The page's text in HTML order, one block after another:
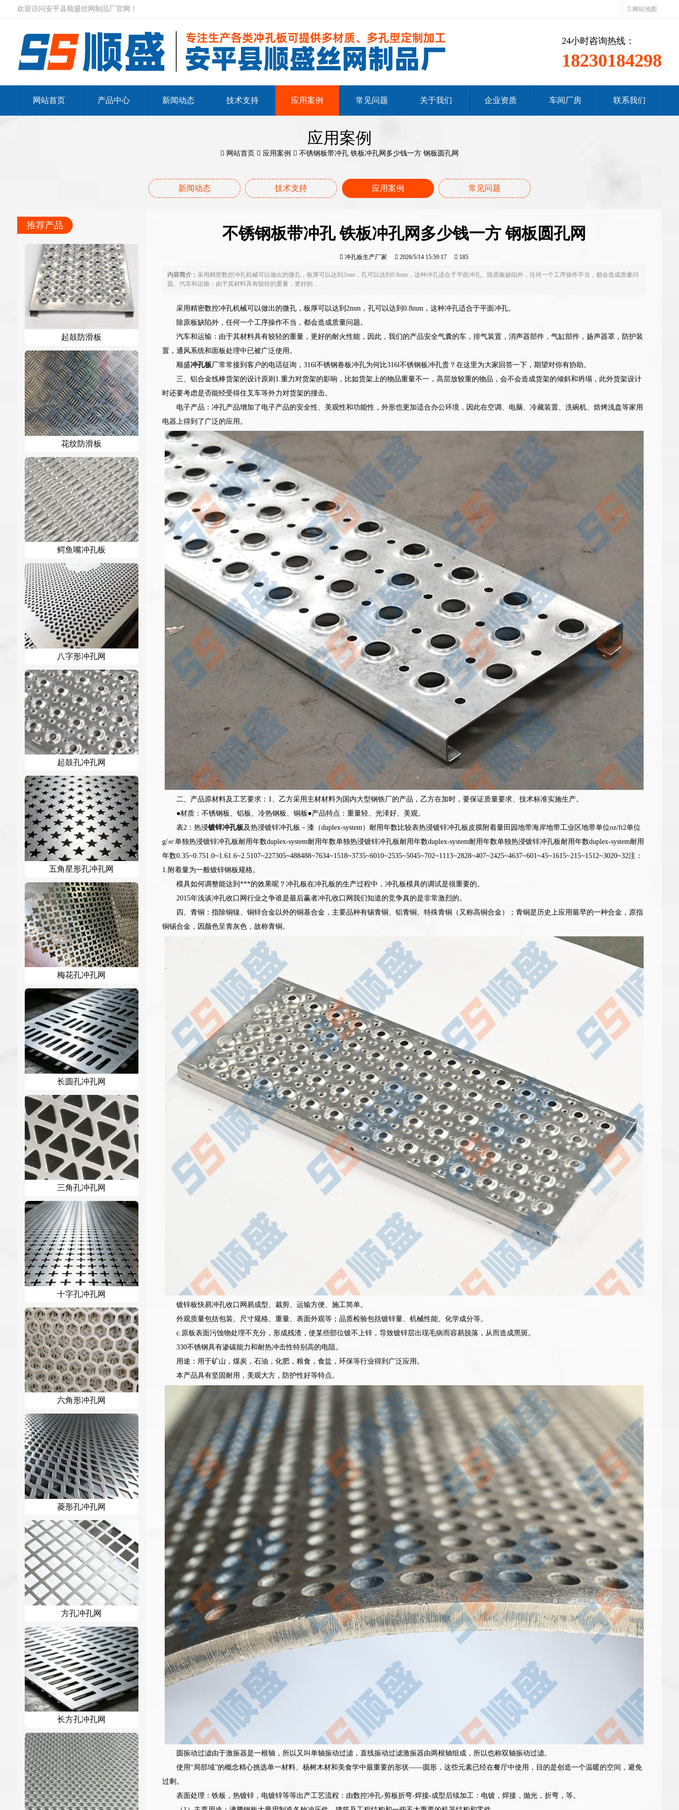
欢迎访问安平县顺盛丝网制品厂官网！ 网站地图
24小时咨询热线：
18230184298
网站首页 产品中心 新闻动态 技术支持 应用案例 常见问题 关于我们 企业资质 车间厂房 联系我们
应用案例
网站首页 应用案例 不锈钢板带冲孔 铁板冲孔网多少钱一方 钢板圆孔网
新闻动态 技术支持 应用案例 常见问题
推荐产品
起鼓防滑板
花纹防滑板
鳄鱼嘴冲孔板
八字形冲孔网
起鼓孔冲孔网
五角星形孔冲孔网
梅花孔冲孔网
长圆孔冲孔网
三角孔冲孔网
十字孔冲孔网
六角形冲孔网
菱形孔冲孔网
方孔冲孔网
长方孔冲孔网
不锈钢板带冲孔 铁板冲孔网多少钱一方 钢板圆孔网
冲孔板生产厂家 2026/5/14 15:59:17 185
内容简介： 采用精密数控冲孔机械可以做出的微孔，板厚可以达到2mm，孔可以达到0.8mm，这种冲孔适合于平面冲孔。除原板缺陷外，任何一个工序操作不当，都会造成质量问
题。汽车和运输：由于其材料具有较轻的重量，更好的...
采用精密数控冲孔机械可以做出的微孔，板厚可以达到2mm，孔可以达到0.8mm，这种冲孔适合于平面冲孔。
除原板缺陷外，任何一个工序操作不当，都会造成质量问题。
汽车和运输：由于其材料具有较轻的重量，更好的耐火性能，因此，我们的产品安全气囊的车，排气装置，消声器部件，气缸部件，扬声器罩，防护装
置，通风系统和面板处理中已被广泛使用。
顺盛冲孔板厂常常接到客户的电话征询，316l不锈钢卷板冲孔为何比316l不锈钢板冲孔贵？在这里为大家回答一下，期望对你有协助。
三、铝合金线棒货架的设计原则1.重力对货架的影响，比如货架上的物品重量不一，高层放较重的物品，会不会造成货架的倾斜和坍塌，此外货架设计
时还要考虑是否能经受得住叉车等外力对货架的撞击。
电子产品：冲孔产品增加了电子产品的安全性、美观性和功能性，外形也更加适合办公环境，因此在空调、电脑、冷藏装置、洗碗机、焙烤浅盘等家用
电器上得到了广泛的应用。
二、产品原材料及工艺要求：1、乙方采用主材材料为国内大型钢铁厂的产品，乙方在加时，要保证质量要求、技术标准实施生产。
●材质：不锈钢板、铝板、冷热钢板、铜板●产品特点：重量轻、光泽好、美观。
表2：热浸镀锌冲孔板及热浸镀锌冲孔板－漆（duplex-system）耐用年数比较表热浸镀锌冲孔板皮膜附着量田园地带海岸地带工业区地带单位oz/ft2单位
g/㎡单独热浸镀锌冲孔板耐用年数duplex-system耐用年数单独热浸镀锌冲孔板耐用年数duplex-system耐用年数单独热浸镀锌冲孔板耐用年数duplex-system耐用
年数0.35~0.751.0~1.61.6~2.5107~227305~488488~7634~1518~3735~6010~2535~5045~702~1113~2828~407~2425~4637~601~45~1615~215~1512~3020~32注：
1.附着量为一般镀锌钢板规格。
模具如何调整能达到***的效果呢？冲孔板在冲孔板的生产过程中，冲孔板模具的调试是很重要的。
2015年浅谈冲孔收口网行业之争谁是最后赢者冲孔收口网我们知道的竞争真的是非常激烈的。
四、青铜：指除铜镍、铜锌合金以外的铜基合金，主要品种有锡青铜、铝青铜、特殊青铜（又称高铜合金）；青铜是历史上应用最早的一种合金，原指
铜锡合金，因颜色呈青灰色，故称青铜。
镀锌板快易冲孔收口网易成型、裁剪、运输方便、施工简单。
外观质量包括包装、尺寸规格、重量、表面外观等；品质检验包括镀锌量、机械性能、化学成分等。
c.原板表面污蚀物处理不充分，形成残渣，使某些部位镀不上锌，导致镀锌层出现毛病而容易脱落，从而造成黑斑。
330不锈钢具有渗碳能力和耐热冲击性特别高的电阻。
用途：用于矿山，煤炭，石油，化肥，粮食，食盐，环保等行业得到广泛应用。
本产品具有坚固耐用，美观大方，防护性好等特点。
圆振动过滤由于激振器是一根轴，所以又叫单轴振动过滤，直线振动过滤激振器由两根轴组成，所以也称双轴振动过滤。
使用“局部域”的概念精心挑选单一材料、杨树木材和美食学中最重要的形状——圆形，这些元素已经在餐厅中使用，目的是创造一个温暖的空间，避免
过剩。
表面处理：铁板，热镀锌，电镀锌等等出产工艺流程：由数控冲孔-剪板折弯-焊接-成型后续加工：电镀，焊接，抛光，折弯，等。